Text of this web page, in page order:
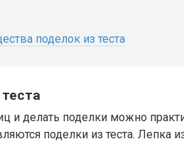
поделок из теста
и делать поделки можно
поделки из теста. Лепка